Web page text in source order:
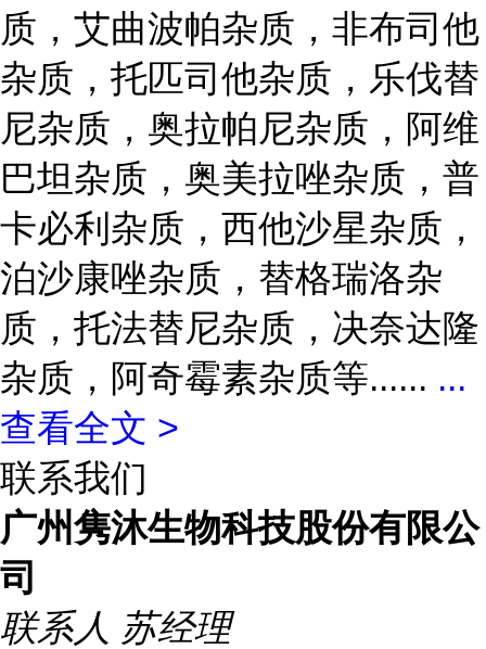
质，艾曲波帕杂质，非布司他
杂质，托匹司他杂质，乐伐替
尼杂质，奥拉帕尼杂质，阿维
巴坦杂质，奥美拉唑杂质，普
卡必利杂质，西他沙星杂质，
泊沙康唑杂质，替格瑞洛杂
质，托法替尼杂质，决奈达隆
杂质，阿奇霉素杂质等...... ...
查看全文 >
联系我们
广州隽沐生物科技股份有限公
司
联系人 苏经理